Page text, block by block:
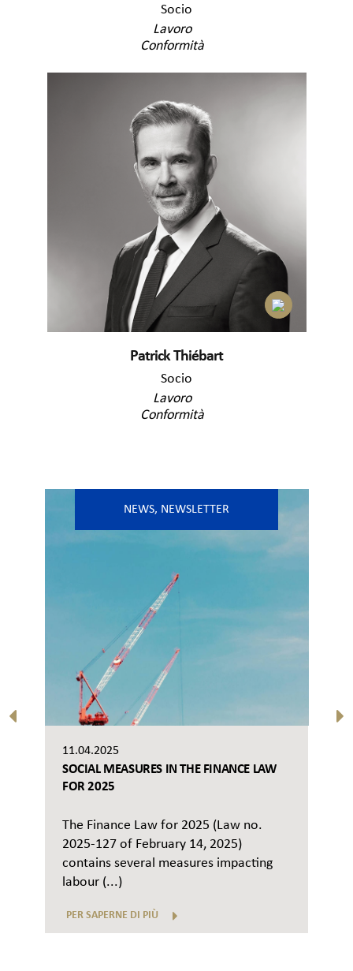
Socio
Lavoro
Conformità
Patrick Thiébart
Socio
Lavoro
Conformità
NEWS, NEWSLETTER
11.04.2025
SOCIAL MEASURES IN THE FINANCE LAW
FOR 2025
The Finance Law for 2025 (Law no.
2025-127 of February 14, 2025)
contains several measures impacting
labour (...)
PER SAPERNE DI PIÙ